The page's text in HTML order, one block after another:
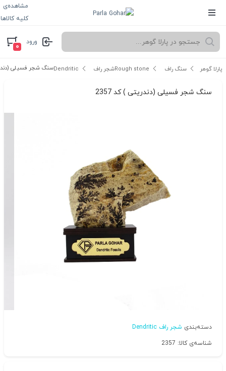
مشاهده‌ی
کلیه کالاها
ورود
۰
پارلا گوهر سنگ راف Rough stone شجر راف Dendritic سنگ شجر فسیلی
سنگ شجر فسیلی (دندریتی ) کد 2357
دسته‌بندی شجر راف Dendritic
شناسه‌ی کالا: 2357